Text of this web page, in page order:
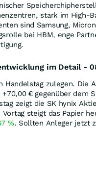
stark im High-
sind Samsung,
bei HBM, enge
im Detail -
Handelstag zulegen. Die
+70,00€gegenüber dem
zeigt die SK hynix
steigt das Papier
%. Sollten Anleger jetzt